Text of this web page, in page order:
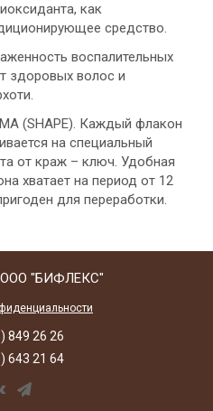
как
средство.
воспалительных
здоровых волос и
(SHAPE). Каждый флакон
на специальный
от краж – ключ. Удобная
хватает на период от 12
для переработки.
ООО "БИФЛЕКС"
849 26 26
643 21 64